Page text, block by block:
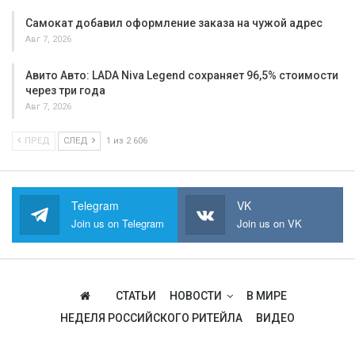
Самокат добавил оформление заказа на чужой адрес
Авг 7, 2026
Авито Авто: LADA Niva Legend сохраняет 96,5% стоимости
через три года
Авг 7, 2026
ПРЕД СЛЕД 1 из 2 606
Telegram
Join us on Telegram
VK
Join us on VK
СТАТЬИ НОВОСТИ
В МИРЕ
НЕДЕЛЯ РОССИЙСКОГО РИТЕЙЛА
ВИДЕО